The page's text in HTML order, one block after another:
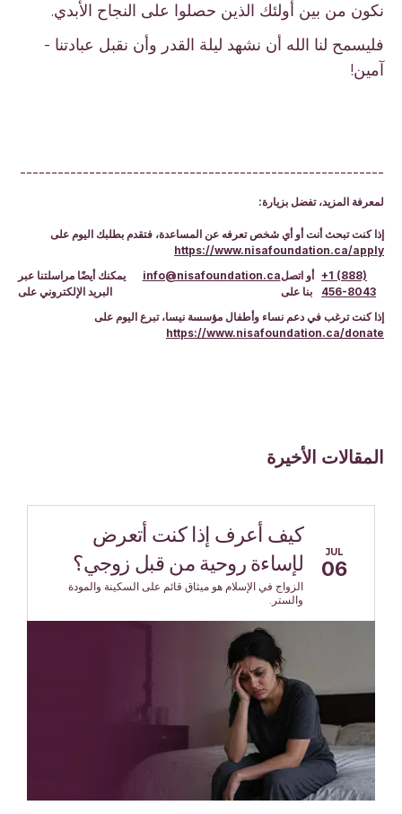
نكون من بين أولئك الذين حصلوا على النجاح الأبدي.
فليسمح لنا الله أن نشهد ليلة القدر وأن نقبل عبادتنا -
آمين!
----------------------------------------------------------
لمعرفة المزيد، تفضل بزيارة:
إذا كنت تبحث أنت أو أي شخص تعرفه عن المساعدة، فتقدم بطلبك اليوم على
https://www.nisafoundation.ca/apply
يمكنك أيضًا مراسلتنا عبر
البريد الإلكتروني على
info@nisafoundation.caأو اتصل
بنا على
+1 (888)
456-8043
إذا كنت ترغب في دعم نساء وأطفال مؤسسة نيسا، تبرع اليوم على
https://www.nisafoundation.ca/donate
المقالات الأخيرة
06
كيف أعرف إذا كنت أتعرض
لإساءة روحية من قبل زوجي؟
الزواج في الإسلام هو ميثاق قائم على السكينة والمودة
والستر.